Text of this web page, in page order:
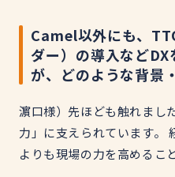
Camel以外にも、
ダー）の導入など
が、どのような背景
濵口様）先ほども触れまし
力」に支えられています。
よりも現場の力を高めるこ